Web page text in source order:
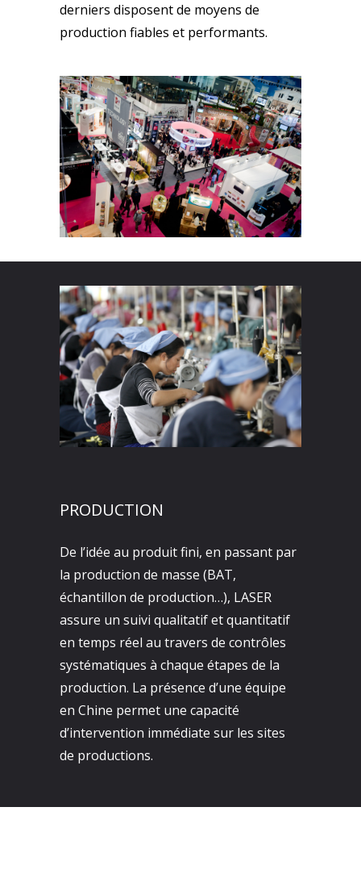
derniers disposent de moyens de
production fiables et performants.
PRODUCTION
De l’idée au produit fini, en passant par
la production de masse (BAT,
échantillon de production…), LASER
assure un suivi qualitatif et quantitatif
en temps réel au travers de contrôles
systématiques à chaque étapes de la
production. La présence d’une équipe
en Chine permet une capacité
d’intervention immédiate sur les sites
de productions.